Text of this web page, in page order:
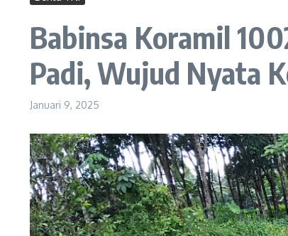
Babinsa Koramil
Padi, Wujud Nyata
Januari 9, 2025